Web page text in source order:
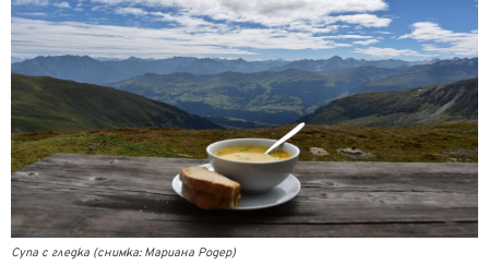
Супа с гледка (снимка: Мариана Родер)